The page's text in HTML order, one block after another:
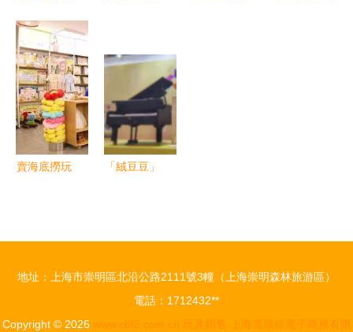
模型，開啟
宇宙探索之
旅
賣海底撈玩
新篇章
「絨豆豆」
地址：上海市崇明區北沿公路2111號3幢（上海崇明森林旅游區）
電話：1712432**
Copyright © 2026 www.cbf2.com.cn 玩具銷售 上海雷瑞炫電子商務有限